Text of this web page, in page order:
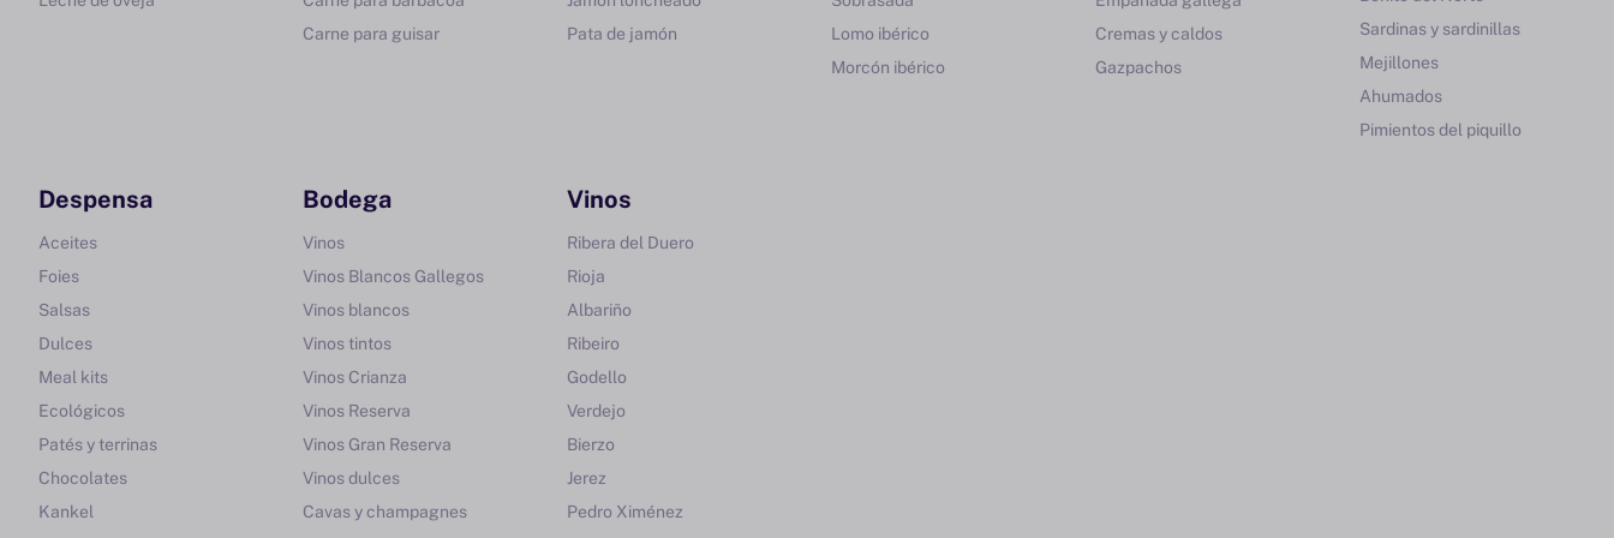
Carne para guisar
Pata de jamón
Lomo ibérico
Morcón ibérico
Cremas y caldos
Gazpachos
Sardinas y sardinillas
Mejillones
Ahumados
Pimientos del piquillo
Despensa
Aceites
Foies
Salsas
Dulces
Meal kits
Ecológicos
Patés y terrinas
Chocolates
Kankel
Bodega
Vinos
Vinos Blancos Gallegos
Vinos blancos
Vinos tintos
Vinos Crianza
Vinos Reserva
Vinos Gran Reserva
Vinos dulces
Cavas y champagnes
Vinos
Ribera del Duero
Rioja
Albariño
Ribeiro
Godello
Verdejo
Bierzo
Jerez
Pedro Ximénez